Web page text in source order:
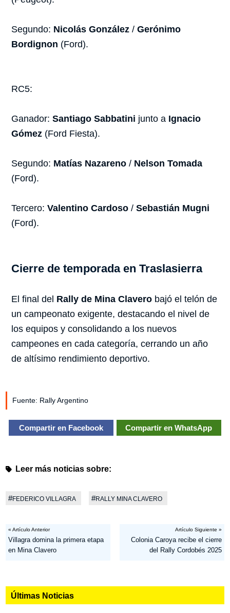
Segundo: Nicolás González /Gerónimo
Bordignon (Ford).
RC5:
Ganador:Santiago Sabbatini junto a Ignacio
Gómez (Ford Fiesta).
Segundo: Matías Nazareno / Nelson Tomada
(Ford).
Tercero:Valentino Cardoso /Sebastián Mugni
(Ford).
Cierre de temporada en Traslasierra
El final del Rally de Mina Clavero bajó el telón de
un campeonato exigente, destacando el nivel de
los equipos y consolidando a los nuevos
campeones en cada categoría, cerrando un año
de altísimo rendimiento deportivo.
Fuente: Rally Argentino
Compartir en Facebook Compartir en WhatsApp
Leer más noticias sobre:
#FEDERICO VILLAGRA #RALLY MINA CLAVERO
« Artículo Anterior
Villagra domina la primera etapa
en Mina Clavero
Artículo Siguiente »
Colonia Caroya recibe el cierre
del Rally Cordobés 2025
Últimas Noticias